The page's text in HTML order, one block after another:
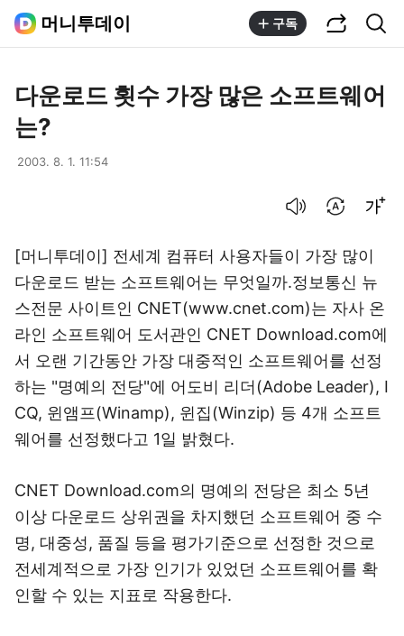
머니투데이 구독
다운로드 횟수 가장 많은 소프트웨어
는?
2003. 8. 1. 11:54
[머니투데이] 전세계 컴퓨터 사용자들이 가장 많이
다운로드 받는 소프트웨어는 무엇일까.정보통신 뉴
스전문 사이트인 CNET(www.cnet.com)는 자사 온
라인 소프트웨어 도서관인 CNET Download.com에
서 오랜 기간동안 가장 대중적인 소프트웨어를 선정
하는 "명예의 전당"에 어도비 리더(Adobe Leader), I
CQ, 윈앰프(Winamp), 윈집(Winzip) 등 4개 소프트
웨어를 선정했다고 1일 밝혔다.
CNET Download.com의 명예의 전당은 최소 5년
이상 다운로드 상위권을 차지했던 소프트웨어 중 수
명, 대중성, 품질 등을 평가기준으로 선정한 것으로
전세계적으로 가장 인기가 있었던 소프트웨어를 확
인할 수 있는 지표로 작용한다.